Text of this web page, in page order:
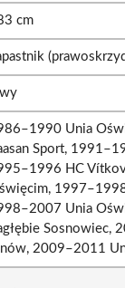
cm
Unia
Sport,
HC
Unia
Sosnowiec,
2009–2011